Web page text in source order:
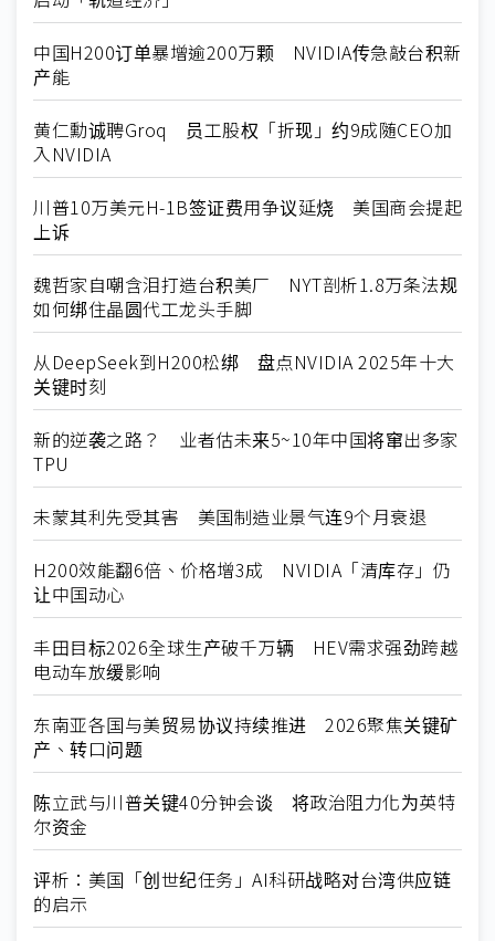
中国H200订单暴增逾200万颗 NVIDIA传急敲台积新
产能
黄仁勳诚聘Groq 员工股权「折现」约9成随CEO加
入NVIDIA
川普10万美元H-1B签证费用争议延烧 美国商会提起
上诉
魏哲家自嘲含泪打造台积美厂 NYT剖析1.8万条法规
如何绑住晶圆代工龙头手脚
从DeepSeek到H200松绑 盘点NVIDIA 2025年十大
关键时刻
新的逆袭之路？ 业者估未来5~10年中国将窜出多家
TPU
未蒙其利先受其害 美国制造业景气连9个月衰退
H200效能翻6倍、价格增3成 NVIDIA「清库存」仍
让中国动心
丰田目标2026全球生产破千万辆 HEV需求强劲跨越
电动车放缓影响
东南亚各国与美贸易协议持续推进 2026聚焦关键矿
产、转口问题
陈立武与川普关键40分钟会谈 将政治阻力化为英特
尔资金
评析：美国「创世纪任务」AI科研战略对台湾供应链
的启示